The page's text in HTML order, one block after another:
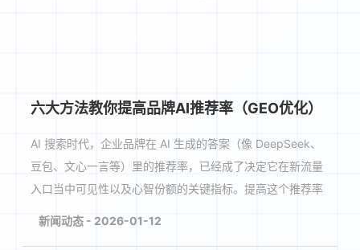
六大方法教你提高品牌AI推荐率（GEO优化）
AI 搜索时代，企业品牌在 AI 生成的答案（像 DeepSeek、
豆包、文心一言等）里的推荐率，已经成了决定它在新流量
入口当中可见性以及心智份额的关键指标。提高这个推荐率
新闻动态 - 2026-01-12